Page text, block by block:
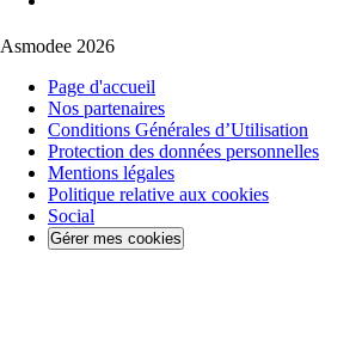
Asmodee 2026
Page d'accueil
Nos partenaires
Conditions Générales d’Utilisation
Protection des données personnelles
Mentions légales
Politique relative aux cookies
Social
Gérer mes cookies